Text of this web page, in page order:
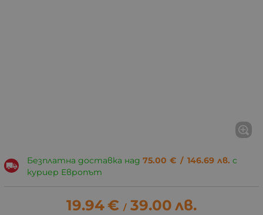
Безплатна доставка над 75.00 € / 146.69 лв. с
куриер Европът
19.94€ / 39.00 лв.